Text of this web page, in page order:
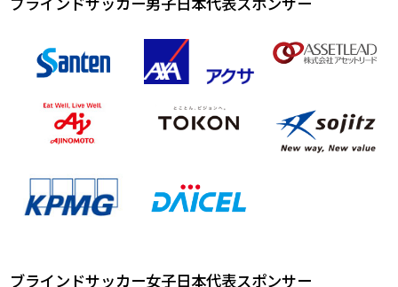
ブラインドサッカー女子日本代表スポンサー